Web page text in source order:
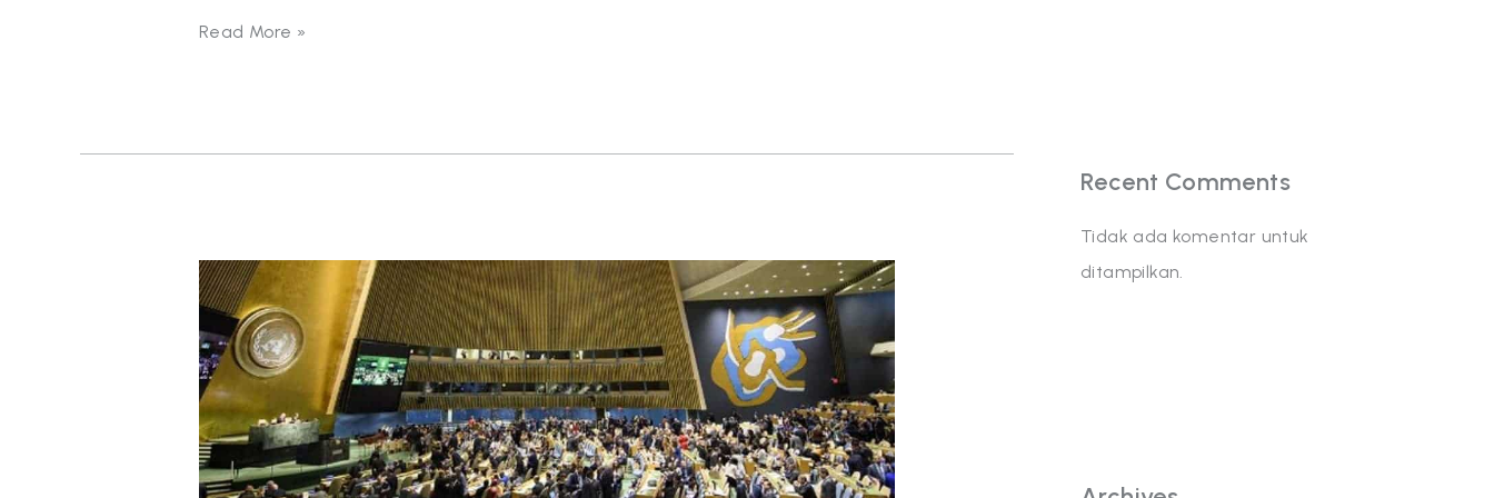
Read More »
Perusahaan
Unicorn
Sektor
Energi
Asal
Indonesia
Resmi
Jadi
Anggota
UN
Recent Comments
Tidak ada komentar untuk
ditampilkan.